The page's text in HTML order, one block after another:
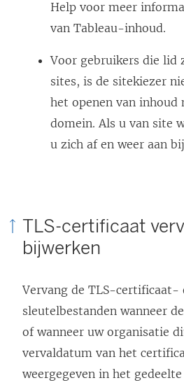
L
i
Help voor meer
van Tableau-inhoud.
Voor gebruikers die lid
sites, is de sitekiezer
het openen van inhoud
domein. Als u van site
u zich af en weer aan
TLS-certificaat
bijwerken
Vervang de TLS-certificaat-
sleutelbestanden wanneer
of wanneer uw organisatie
vervaldatum van het
weergegeven in het